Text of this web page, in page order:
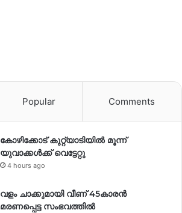
Popular Comments
കോഴിക്കോട് കുറ്റ്യാടിയിൽ മൂന്ന്
യുവാക്കൾക്ക് വെട്ടേറ്റു
4 hours ago
വളം ചാക്കുമായി വീണ് 45കാരൻ
മരണപ്പെട്ട സംഭവത്തിൽ